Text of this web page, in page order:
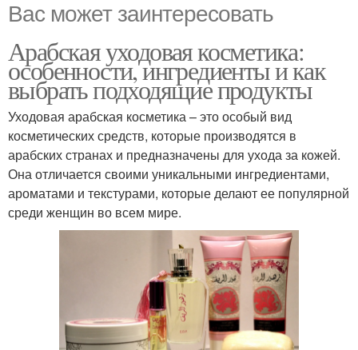
Вас может заинтересовать
Арабская уходовая косметика:
особенности, ингредиенты и как
выбрать подходящие продукты
Уходовая арабская косметика – это особый вид
косметических средств, которые производятся в
арабских странах и предназначены для ухода за кожей.
Она отличается своими уникальными ингредиентами,
ароматами и текстурами, которые делают ее популярной
среди женщин во всем мире.